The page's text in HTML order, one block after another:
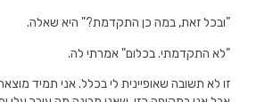
"ובכל זאת, במה כן התקדמת?" היא שאלה.
"לא התקדמתי. בכלום" אמרתי לה.
זו לא תשובה שאופיינית לי בכלל. אני תמיד